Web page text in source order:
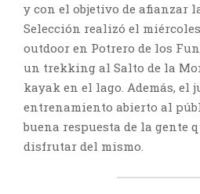
y con el objetivo de afianzar
Selección realizó el
outdoor en Potrero de los
un trekking al Salto de la
kayak en el lago. Además, el
entrenamiento abierto al
buena respuesta de la gente
disfrutar del mismo.